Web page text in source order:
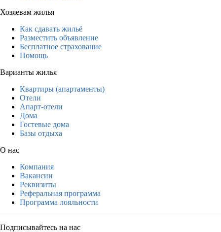
Хозяевам жилья
Как сдавать жильё
Разместить объявление
Бесплатное страхование
Помощь
Варианты жилья
Квартиры (апартаменты)
Отели
Апарт-отели
Дома
Гостевые дома
Базы отдыха
О нас
Компания
Вакансии
Реквизиты
Реферальная программа
Программа лояльности
Подписывайтесь на нас